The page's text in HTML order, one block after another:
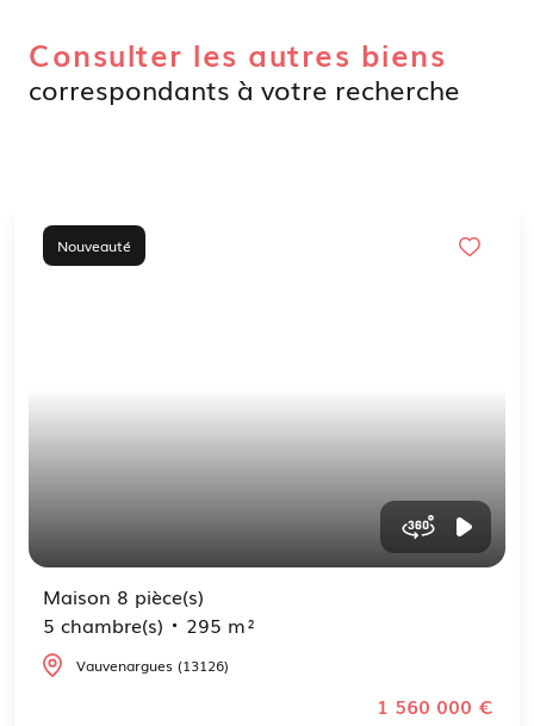
Consulter les autres biens
correspondants à votre recherche
Nouveauté
Maison 8 pièce(s)
5 chambre(s)
295 m²
Vauvenargues (13126)
1 560 000 €